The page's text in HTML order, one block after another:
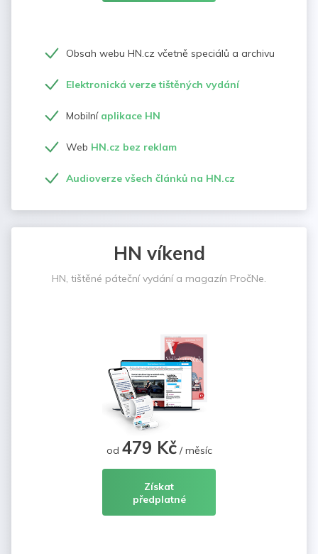
Obsah webu HN.cz včetně speciálů a archivu
Elektronická verze tištěných vydání
Mobilní aplikace HN
Web HN.cz bez reklam
Audioverze všech článků na HN.cz
HN víkend
HN, tištěné páteční vydání a magazín PročNe.
od 479 Kč/ měsíc
Získat
předplatné